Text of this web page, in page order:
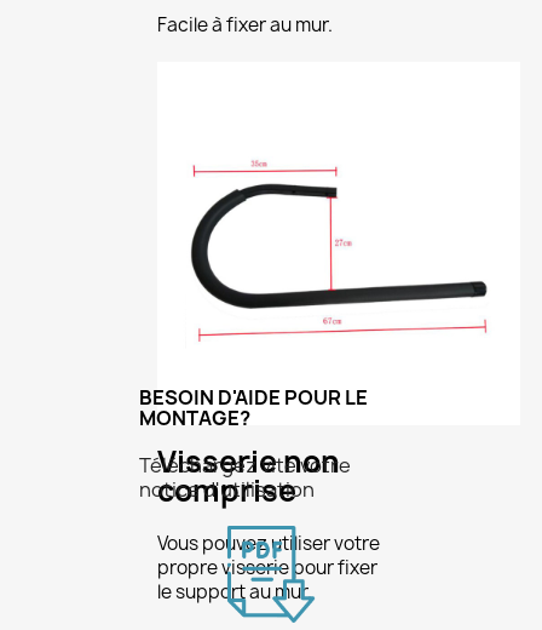
Facile à fixer au mur.
Visserie non
comprise
Vous pouvez utiliser votre
propre visserie pour fixer
le support au mur.
BESOIN D'AIDE POUR LE
MONTAGE?
Téléchargez vite votre
notice d'utilisation
Créer une liste d'envies